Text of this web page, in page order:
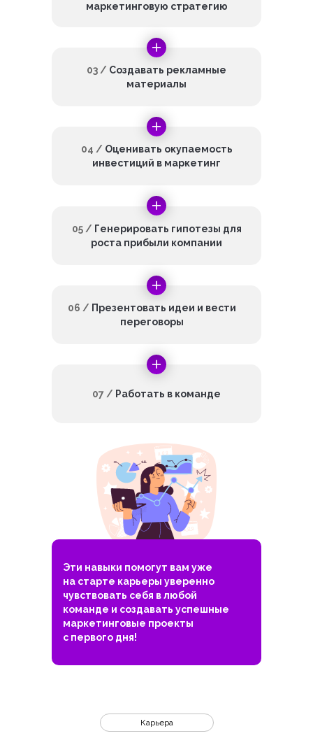
Эти навыки помогут вам уже
на старте карьеры уверенно
чувствовать себя в любой
команде и создавать успешные
маркетинговые проекты
с первого дня!
маркетинговую стратегию
03 / Создавать рекламные
материалы
05 / Генерировать гипотезы для
роста прибыли компании
06 / Презентовать идеи и вести
переговоры
07 / Работать в команде
04 / Оценивать окупаемость
инвестиций в маркетинг
Карьера